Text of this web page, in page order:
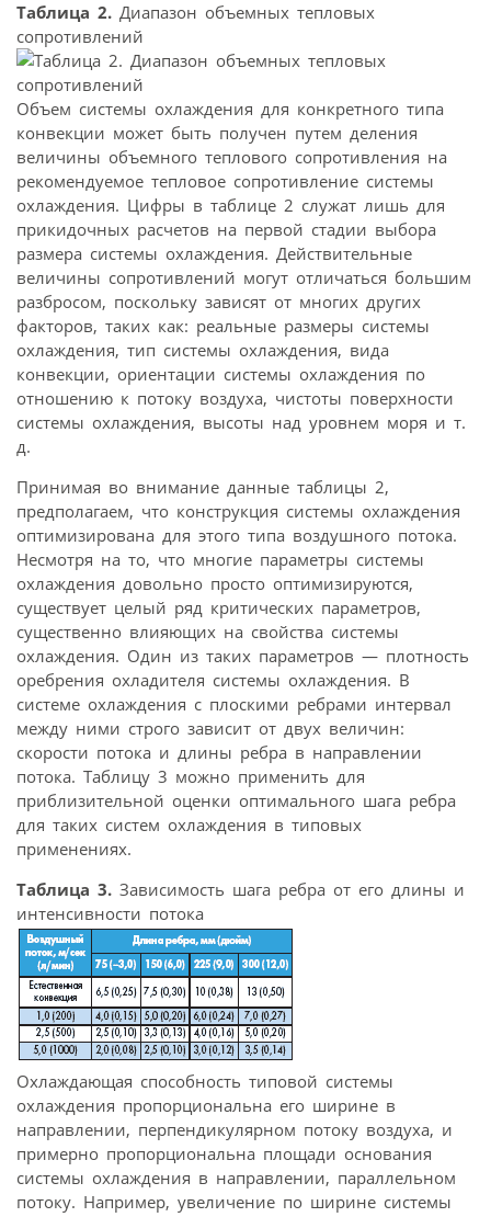
Таблица 2. Диапазон объемных тепловых
сопротивлений
Объем системы охлаждения для конкретного типа
конвекции может быть получен путем деления
величины объемного теплового сопротивления на
рекомендуемое тепловое сопротивление системы
охлаждения. Цифры в таблице 2 служат лишь для
прикидочных расчетов на первой стадии выбора
размера системы охлаждения. Действительные
величины сопротивлений могут отличаться большим
разбросом, поскольку зависят от многих других
факторов, таких как: реальные размеры системы
охлаждения, тип системы охлаждения, вида
конвекции, ориентации системы охлаждения по
отношению к потоку воздуха, чистоты поверхности
системы охлаждения, высоты над уровнем моря и т.
д.
Принимая во внимание данные таблицы 2,
предполагаем, что конструкция системы охлаждения
оптимизирована для этого типа воздушного потока.
Несмотря на то, что многие параметры системы
охлаждения довольно просто оптимизируются,
существует целый ряд критических параметров,
существенно влияющих на свойства системы
охлаждения. Один из таких параметров — плотность
оребрения охладителя системы охлаждения. В
системе охлаждения с плоскими ребрами интервал
между ними строго зависит от двух величин:
скорости потока и длины ребра в направлении
потока. Таблицу 3 можно применить для
приблизительной оценки оптимального шага ребра
для таких систем охлаждения в типовых
применениях.
Таблица 3. Зависимость шага ребра от его длины и
интенсивности потока
Охлаждающая способность типовой системы
охлаждения пропорциональна его ширине в
направлении, перпендикулярном потоку воздуха, и
примерно пропорциональна площади основания
системы охлаждения в направлении, параллельном
потоку. Например, увеличение по ширине системы